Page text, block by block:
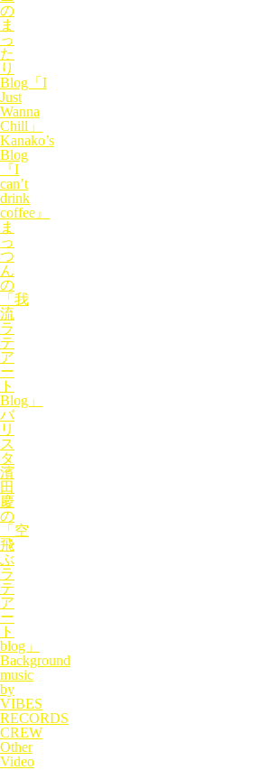
の
ま
っ
た
り
Blog「I
Just
Wanna
Chill」
Kanako’s
Blog
『I
can’t
drink
coffee』
ま
っ
つ
ん
の
「我
流
ラ
テ
ア
ー
ト
Blog」
バ
リ
ス
タ
濱
田
慶
の
「空
飛
ぶ
ラ
テ
ア
ー
ト
blog」
Background
music
by
VIBES
RECORDS
CREW
Other
Video